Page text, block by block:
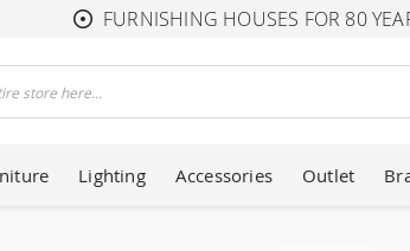
FURNISHING HOUSES FOR 80
Lighting Accessories Outlet